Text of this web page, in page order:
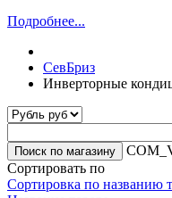
Подробнее...
СевБриз
Инверторные
Сортировать по
Сортировка по названию